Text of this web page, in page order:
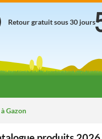
Retour gratuit sous 30 jours
Gazon